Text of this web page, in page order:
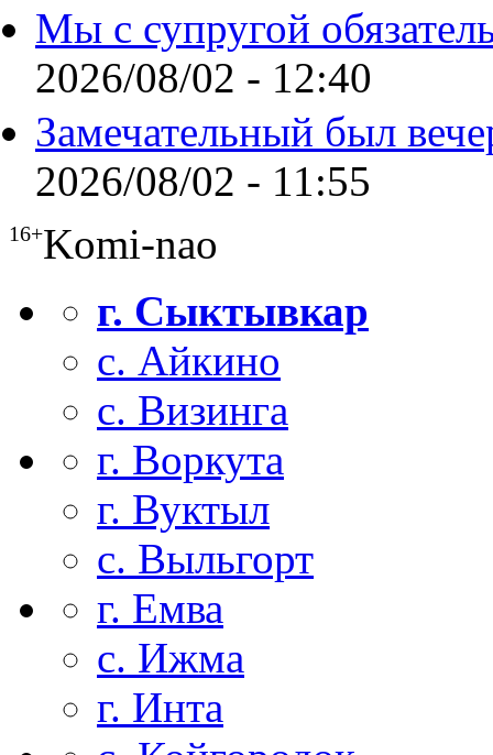
Мы с супругой
2026/08/02 - 12:40
Замечательный был
2026/08/02 - 11:55
16+Komi-nao
г. Сыктывкар
с. Айкино
с. Визинга
г. Воркута
г. Вуктыл
с. Выльгорт
г. Емва
с. Ижма
г. Инта